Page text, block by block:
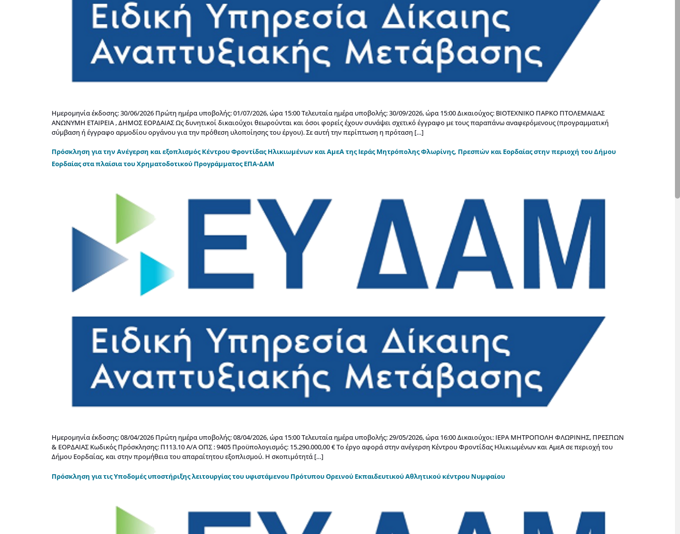
Ημερομηνία έκδοσης: 30/06/2026 Πρώτη ημέρα υποβολής: 01/07/2026, ώρα 15:00 Τελευταία ημέρα υποβολής: 30/09/2026, ώρα 15:00 Δικαιούχος: ΒΙΟΤΕΧΝΙΚΟ ΠΑΡΚΟ ΠΤΟΛΕΜΑΙΔΑΣ
ΑΝΩΝΥΜΗ ΕΤΑΙΡΕΙΑ , ΔΗΜΟΣ ΕΟΡΔΑΙΑΣ Ως δυνητικοί δικαιούχοι θεωρούνται και όσοι φορείς έχουν συνάψει σχετικό έγγραφο με τους παραπάνω αναφερόμενους (προγραμματική
σύμβαση ή έγγραφο αρμοδίου οργάνου για την πρόθεση υλοποίησης του έργου). Σε αυτή την περίπτωση η πρόταση […]
Πρόσκληση για την Ανέγερση και εξοπλισμός Κέντρου Φροντίδας Ηλικιωμένων και ΑμεΑ της Ιεράς Μητρόπολης Φλωρίνης, Πρεσπών και Εορδαίας στην περιοχή του Δήμου
Εορδαίας στα πλαίσια του Χρηματοδοτικού Προγράμματος ΕΠΑ-ΔΑΜ
Ημερομηνία έκδοσης: 08/04/2026 Πρώτη ημέρα υποβολής: 08/04/2026, ώρα 15:00 Τελευταία ημέρα υποβολής: 29/05/2026, ώρα 16:00 Δικαιούχοι: ΙΕΡΑ ΜΗΤΡΟΠΟΛΗ ΦΛΩΡΙΝΗΣ, ΠΡΕΣΠΩΝ
& ΕΟΡΔΑΙΑΣ Κωδικός Πρόσκλησης: Π113.10 Α/Α ΟΠΣ : 9405 Προϋπολογισμός: 15.290.000,00 € Το έργο αφορά στην ανέγερση Κέντρου Φροντίδας Ηλικιωμένων και ΑμεΑ σε περιοχή του
Δήμου Εορδαίας, και στην προμήθεια του απαραίτητου εξοπλισμού. Η σκοπιμότητά […]
Πρόσκληση για τις Υποδομές υποστήριξης λειτουργίας του υφιστάμενου Πρότυπου Ορεινού Εκπαιδευτικού Αθλητικού κέντρου Νυμφαίου